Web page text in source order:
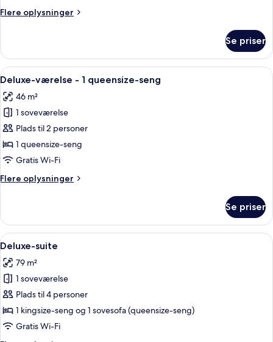
queensize-
sovesofa
Flere oplysninger
Flere
suite
1
seng
med
sovesofa
Se priser
Indlæs
alle
billeder
af
Deluxe-
værelse
-
queensize-
Et hotelværelse med spiseområde,
3
Deluxe-værelse - 1 queensize-seng
46 m²
1 soveværelse
Plads til 2 personer
1 queensize-seng
Gratis Wi-Fi
Flere oplysninger
Flere
værelse
1
seng
Se priser
Indlæs
alle
billeder
af
Deluxe-
suite
Et hotelværelse med en stor seng,
9
Deluxe-suite
79 m²
1 soveværelse
Plads til 4 personer
1 kingsize-seng og 1 sovesofa (queensize-seng)
Gratis Wi-Fi